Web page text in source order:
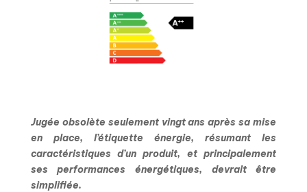
Jugée obsolète seulement vingt ans après sa mise
en place, l’étiquette énergie, résumant les
caractéristiques d’un produit, et principalement
ses performances énergétiques, devrait être
simplifiée.